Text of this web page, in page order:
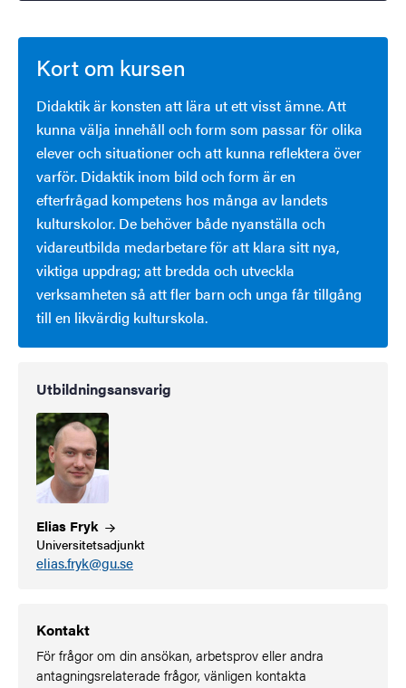
Kort om kursen
Didaktik är konsten att lära ut ett visst ämne. Att
kunna välja innehåll och form som passar för olika
elever och situationer och att kunna reflektera över
varför. Didaktik inom bild och form är en
efterfrågad kompetens hos många av landets
kulturskolor. De behöver både nyanställa och
vidareutbilda medarbetare för att klara sitt nya,
viktiga uppdrag; att bredda och utveckla
verksamheten så att fler barn och unga får tillgång
till en likvärdig kulturskola.
Utbildningsansvarig
Elias Fryk
Universitetsadjunkt
elias.fryk@gu.se
Kontakt
För frågor om din ansökan, arbetsprov eller andra
antagningsrelaterade frågor, vänligen kontakta